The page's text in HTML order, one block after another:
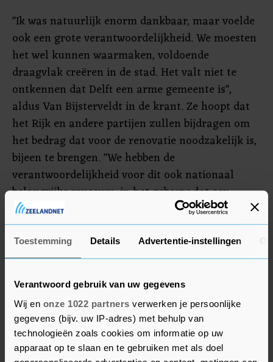
Toestemming Details Advertentie-instellingen
Verantwoord gebruik van uw gegevens
Wij en onze 1022 partners verwerken je persoonlijke
gegevens (bijv. uw IP-adres) met behulp van
technologieën zoals cookies om informatie op uw
apparaat op te slaan en te gebruiken met als doel
"Ik was natuurlijk enorm dankbaar, maar voelde
ook een grote verantwoordelijkheid. We moesten
het wel kunnen waarmaken, voldoende
draagvlak creëren in de stad. Het valt niet te
ontkennen dat Delft een arme gemeente is",
aldus Van Bijsterveldt in de krant. Ze hoopt dat
het Rijk en andere partijen zullen bijdragen om
het bedrag dat voor de renovatie noodzakelijk is,
bijeen te brengen. "We hebben de
verantwoordelijkheid voor dit ook nationaal
belangrijke museum, in het gebouw dat een
belangrijke rol speelde in het ontstaan van de
republiek."
Museum Prinsenhof Delft is gevestigd in het
doodgeschoten door Balthasar Gerards. De
kogelgaten zijn voor bezoekers nog steeds te zien
in een muur in de hal van het gebouw.